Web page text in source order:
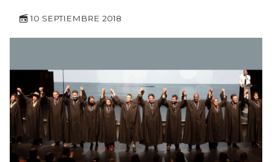
10 SEPTIEMBRE 2018